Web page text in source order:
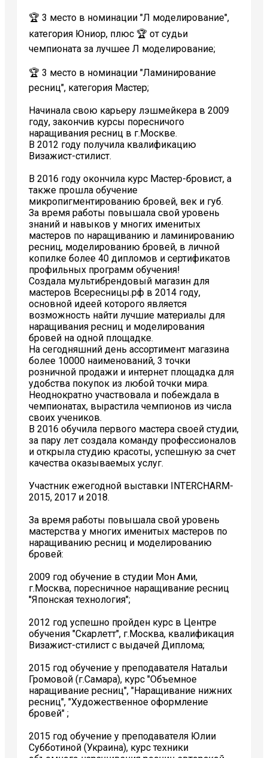
🏆 3 место в номинации "Л моделирование",
категория Юниор, плюс 🏆 от судьи
чемпионата за лучшее Л моделирование;
🏆 3 место в номинации "Ламинирование
ресниц", категория Мастер;
Начинала свою карьеру лэшмейкера в 2009
году, закончив курсы поресничого
наращивания ресниц в г.Москве.
В 2012 году получила квалификацию
Визажист-стилист.
В 2016 году окончила курс Мастер-бровист, а
также прошла обучение
микропигментированию бровей, век и губ.
За время работы повышала свой уровень
знаний и навыков у многих именитых
мастеров по наращиванию и ламинированию
ресниц, моделированию бровей, в личной
копилке более 40 дипломов и сертификатов
профильных программ обучения!
Создала мультибрендовый магазин для
мастеров Всересницы.рф в 2014 году,
основной идеей которого является
возможность найти лучшие материалы для
наращивания ресниц и моделирования
бровей на одной площадке.
На сегодняшний день ассортимент магазина
более 10000 наименований, 3 точки
розничной продажи и интернет площадка для
удобства покупок из любой точки мира.
Неоднократно участвовала и побеждала в
чемпионатах, вырастила чемпионов из числа
своих учеников.
В 2016 обучила первого мастера своей студии,
за пару лет создала команду профессионалов
и открыла студию красоты, успешную за счет
качества оказываемых услуг.
Участник ежегодной выставки INTERCHARM-
2015, 2017 и 2018.
За время работы повышала свой уровень
мастерства у многих именитых мастеров по
наращиванию ресниц и моделированию
бровей:
2009 год обучение в студии Мон Ами,
г.Москва, поресничное наращивание ресниц
"Японская технология";
2012 год успешно пройден курс в Центре
обучения "Скарлетт", г.Москва, квалификация
Визажист-стилист с выдачей Диплома;
2015 год обучение у преподавателя Натальи
Громовой (г.Самара), курс "Объемное
наращивание ресниц", "Наращивание нижних
ресниц", "Художественное оформление
бровей" ;
2015 год обучение у преподавателя Юлии
Субботиной (Украина), курс техники